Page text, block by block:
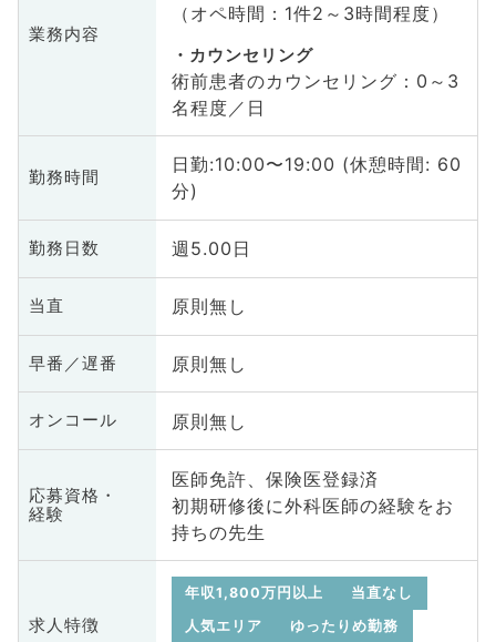
業務内容
（オペ時間：1件2～3時間程度）
カウンセリング
術前患者のカウンセリング：0～3
名程度／日
勤務時間
日勤:10:00〜19:00 (休憩時間: 60
分)
勤務日数 週5.00日
当直 原則無し
早番／遅番 原則無し
オンコール 原則無し
応募資格・
経験
医師免許、保険医登録済
初期研修後に外科医師の経験をお
持ちの先生
求人特徴
年収1,800万円以上
当直なし
人気エリア
ゆったりめ勤務